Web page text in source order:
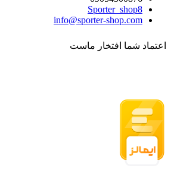
Sporter_shop8
info@sporter-shop.com
اعتماد شما افتخار ماست